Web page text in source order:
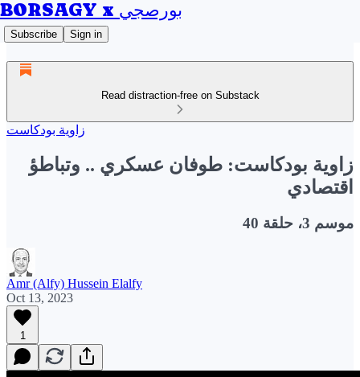
BORSAGY x بورصجي
Subscribe Sign in
Read distraction-free on Substack
زاوية بودكاست
زاوية بودكاست: طوفان عسكري .. وتباطؤ
اقتصادي
موسم 3، حلقة 40
Amr (Alfy) Hussein Elalfy
Oct 13, 2023
1